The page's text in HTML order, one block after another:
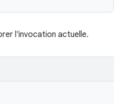
l'invocation actuelle.